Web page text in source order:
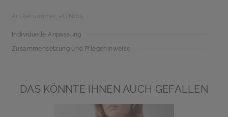
Artikelnummer: PCIN015
Individuelle Anpassung
Zusammensetzung und Pflegehinweise
DAS KÖNNTE IHNEN AUCH GEFALLEN